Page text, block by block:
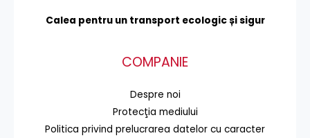
Calea pentru un transport ecologic și sigur
COMPANIE
Despre noi
Protecţia mediului
Politica privind prelucrarea datelor cu caracter